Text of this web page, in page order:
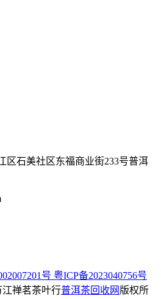
区石美社区东福商业街233号普洱
号 粤ICP备2023040756号
江禅茗茶叶行普洱茶回收网 版权所